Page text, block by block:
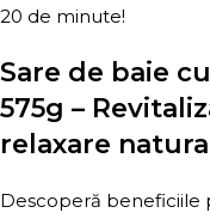
20 de minute!
Sare de baie
575g –
relaxare
Descoperă beneficiile